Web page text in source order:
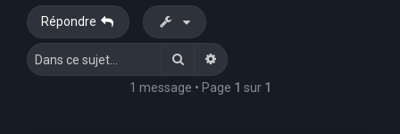
Répondre
RechercherRecherche avancée
1 message • Page 1 sur 1